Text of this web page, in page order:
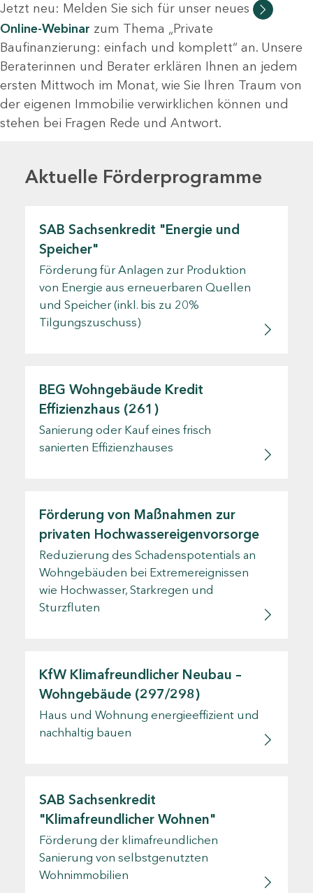
Jetzt neu: Melden Sie sich für unser neues
Online-Webinar zum Thema „Private
Baufinanzierung: einfach und komplett“ an. Unsere
Beraterinnen und Berater erklären Ihnen an jedem
ersten Mittwoch im Monat, wie Sie Ihren Traum von
der eigenen Immobilie verwirklichen können und
stehen bei Fragen Rede und Antwort.
Aktuelle Förderprogramme
SAB Sachsenkredit "Energie und
Speicher"
Förderung für Anlagen zur Produktion
von Energie aus erneuerbaren Quellen
und Speicher (inkl. bis zu 20%
Tilgungszuschuss)
BEG Wohngebäude Kredit
Effizienzhaus (261)
Sanierung oder Kauf eines frisch
sanierten Effizienzhauses
Förderung von Maßnahmen zur
privaten Hochwassereigenvorsorge
Reduzierung des Schadenspotentials an
Wohngebäuden bei Extremereignissen
wie Hochwasser, Starkregen und
Sturzfluten
KfW Klimafreundlicher Neubau –
Wohngebäude (297/298)
Haus und Wohnung energieeffizient und
nachhaltig bauen
SAB Sachsenkredit
"Klimafreundlicher Wohnen"
Förderung der klimafreundlichen
Sanierung von selbstgenutzten
Wohnimmobilien